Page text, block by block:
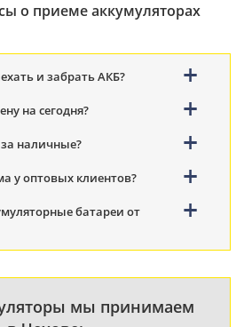
о приеме аккумуляторах
и забрать АКБ?
на сегодня?
наличные?
у оптовых клиентов?
батареи от
мы принимаем